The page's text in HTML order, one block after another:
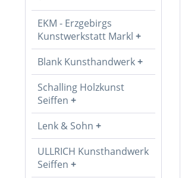
EKM - Erzgebirgs
Kunstwerkstatt Markl
Blank Kunsthandwerk
Schalling Holzkunst
Seiffen
Lenk & Sohn
ULLRICH Kunsthandwerk
Seiffen